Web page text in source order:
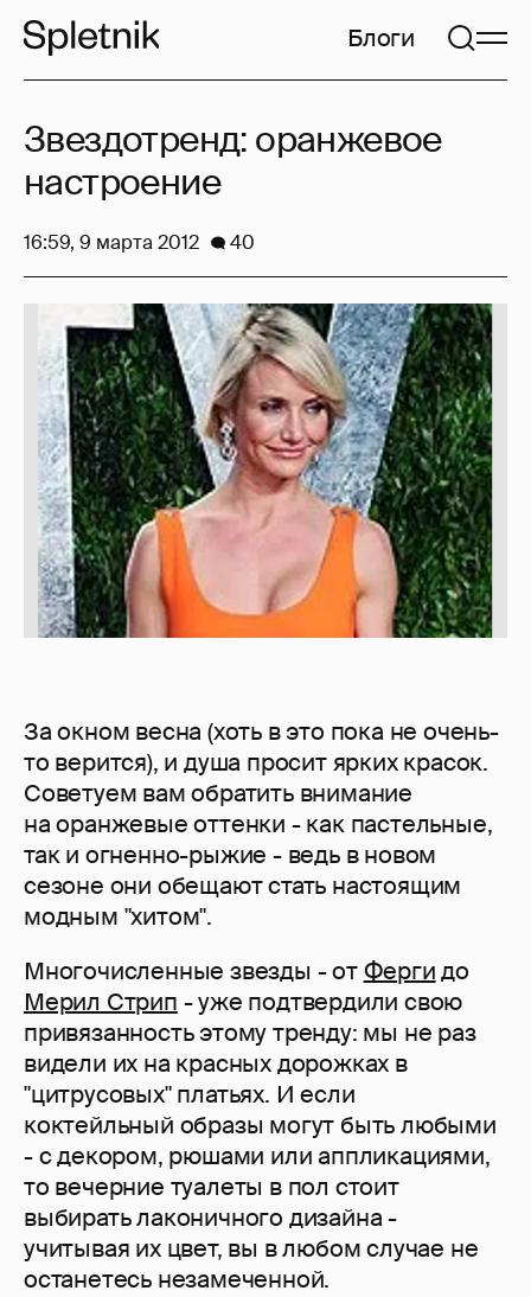
Блоги
За окном весна (хоть в это пока не очень-
то верится), и душа просит ярких красок.
Советуем вам обратить внимание
на оранжевые оттенки - как пастельные,
так и огненно-рыжие - ведь в новом
сезоне они обещают стать настоящим
модным "хитом".
Многочисленные звезды - отФергидо
Мерил Стрип - уже подтвердили свою
привязанность этому тренду: мы не раз
видели их на красных дорожках в
"цитрусовых" платьях. И если
коктейльный образы могут быть любыми
- с декором, рюшами или аппликациями,
то вечерние туалеты в пол стоит
выбирать лаконичного дизайна -
учитывая их цвет, вы в любом случае не
останетесь незамеченной.
Звездотренд: оранжевое
настроение
16:59, 9 марта 2012 40